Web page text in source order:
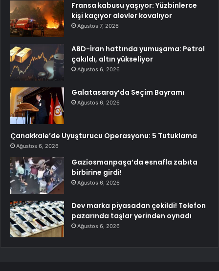
Fransa kabusu yaşıyor: Yüzbinlerce
kişi kaçıyor alevler kovalıyor
Ağustos 7, 2026
ABD-İran hattında yumuşama: Petrol
çakıldı, altın yükseliyor
Ağustos 6, 2026
Galatasaray’da Seçim Bayramı
Ağustos 6, 2026
Çanakkale’de Uyuşturucu Operasyonu: 5 Tutuklama
Ağustos 6, 2026
Gaziosmanpaşa’da esnafla zabıta
birbirine girdi!
Ağustos 6, 2026
Dev marka piyasadan çekildi! Telefon
pazarında taşlar yerinden oynadı
Ağustos 6, 2026